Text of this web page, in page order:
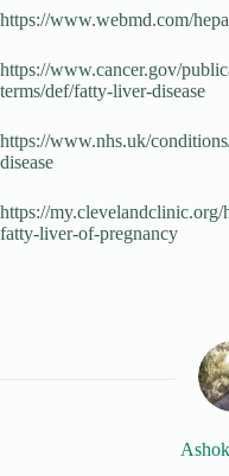
https://www.webmd.com/
https://www.cancer.gov/
terms/def/fatty-liver-disease
https://www.nhs.uk/
disease
https://my.clevelandclinic.org/
fatty-liver-of-pregnancy